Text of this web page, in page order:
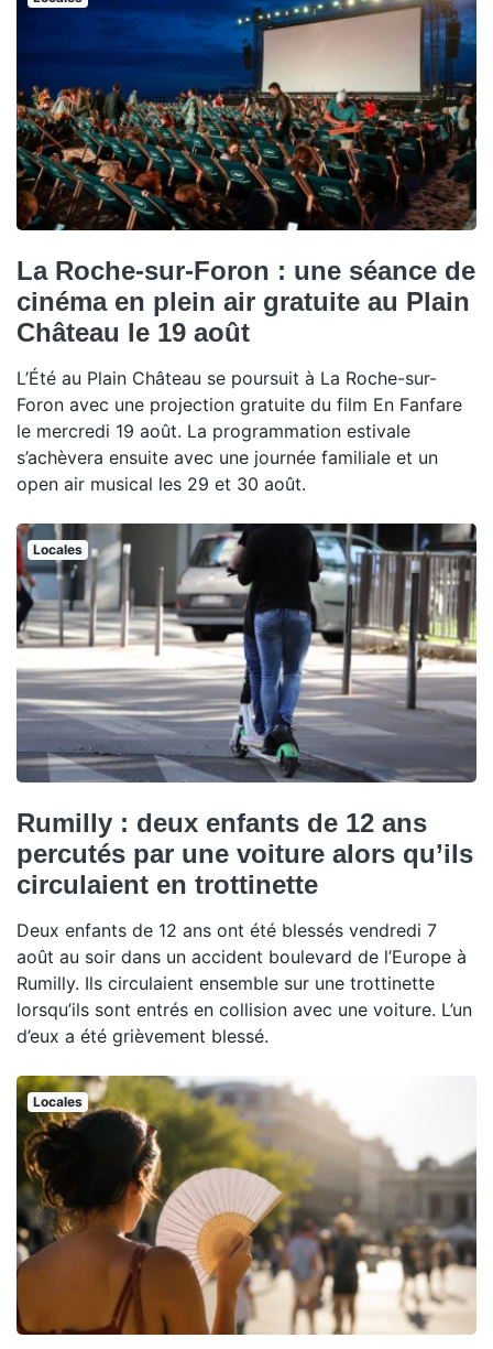
La Roche-sur-Foron : une séance de
cinéma en plein air gratuite au Plain
Château le 19 août
L’Été au Plain Château se poursuit à La Roche-sur-
Foron avec une projection gratuite du film En Fanfare
le mercredi 19 août. La programmation estivale
s’achèvera ensuite avec une journée familiale et un
open air musical les 29 et 30 août.
Locales
Rumilly : deux enfants de 12 ans
percutés par une voiture alors qu’ils
circulaient en trottinette
Deux enfants de 12 ans ont été blessés vendredi 7
août au soir dans un accident boulevard de l’Europe à
Rumilly. Ils circulaient ensemble sur une trottinette
lorsqu’ils sont entrés en collision avec une voiture. L’un
d’eux a été grièvement blessé.
Locales